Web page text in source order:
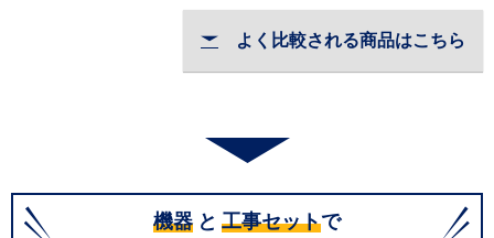
よく比較される商品はこちら
機器 と 工事セットで